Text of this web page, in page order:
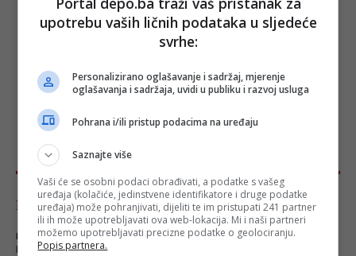
Komentari - Ukupno 37
NAPOMENA- Portal Depo.ba zadržava pravo da obriše neprimjereni dio ili cijeli
komentar bez najave i objašnjenja. Mišljenja iznešena u komentarima nisu stavovi
upotrebu vaših ličnih podataka u sljedeće
svrhe:
Personalizirano oglašavanje i sadržaj, mjerenje
oglašavanja i sadržaja, uvidi u publiku i razvoj usluga
Pohrana i/ili pristup podacima na uređaju
Saznajte više
Vaši će se osobni podaci obrađivati, a podatke s vašeg
uređaja (kolačiće, jedinstvene identifikatore i druge podatke
uređaja) može pohranjivati, dijeliti te im pristupati 241 partner
ili ih može upotrebljavati ova web-lokacija. Mi i naši partneri
možemo upotrebljavati precizne podatke o geolociranju.
Popis partnera.